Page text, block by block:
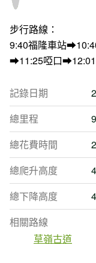
步行路線：
9:40福隆車站
➡11:25啞口
記錄日期
總里程
總花費時間
總爬升高度
總下降高度
相關路線
草嶺古道